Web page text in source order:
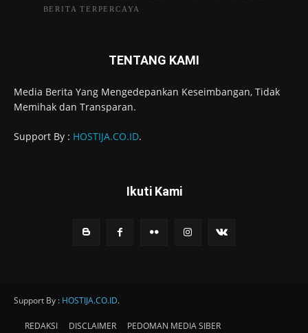
BERITA TERPERCAYA
TENTANG KAMI
Media Berita Yang Mengedepankan Keseimbangan, Tidak
Memihak dan Transparan.
Support By : HOSTIJA.CO.ID.
Ikuti Kami
Support By : HOSTIJA.CO.ID.
REDAKSI DISCLAIMER PEDOMAN MEDIA SIBER